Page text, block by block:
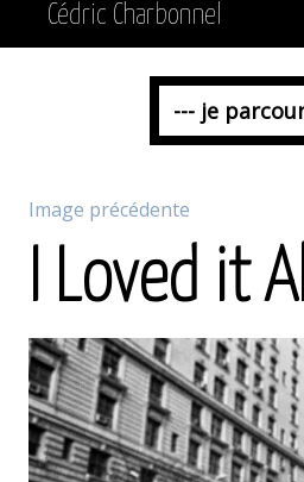
Cédric Charbonnel
Image précédente
I Loved it